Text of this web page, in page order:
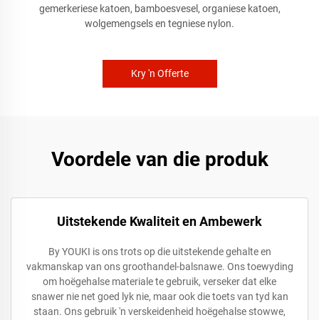
gemerkeriese katoen, bamboesvesel, organiese katoen,
wolgemengsels en tegniese nylon.
Kry 'n Offerte
Voordele van die produk
Uitstekende Kwaliteit en Ambewerk
By YOUKI is ons trots op die uitstekende gehalte en
vakmanskap van ons groothandel-balsnawe. Ons toewyding
om hoëgehalse materiale te gebruik, verseker dat elke
snawer nie net goed lyk nie, maar ook die toets van tyd kan
staan. Ons gebruik 'n verskeidenheid hoëgehalse stowwe,